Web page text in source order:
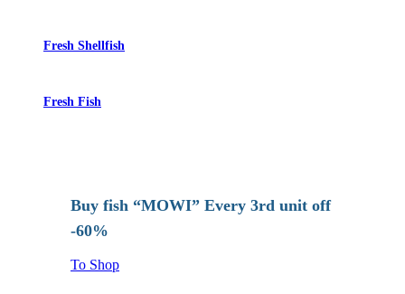
Fresh Shellfish
Fresh Fish
Buy fish “MOWI” Every 3rd unit off
-60%
To Shop